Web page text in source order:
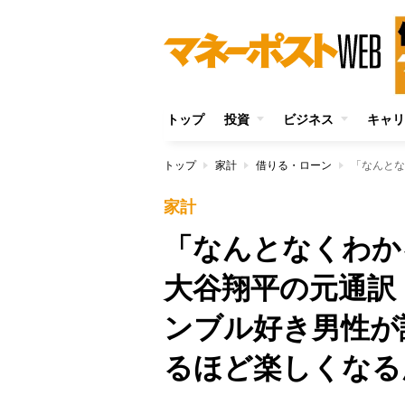
トップ 投資 ビジネス キャ
トップ 家計 借りる・ローン
家計
「なんとなくわ
大谷翔平の元通
ンブル好き男性
るほど楽しくなる